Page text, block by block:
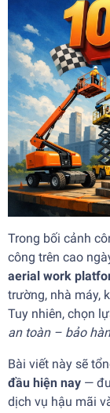
Trong bối cảnh
công trên cao
aerial work
trường, nhà máy,
Tuy nhiên, chọn
an toàn – bảo
Bài viết này sẽ
đầu hiện nay —
dịch vụ hậu mãi